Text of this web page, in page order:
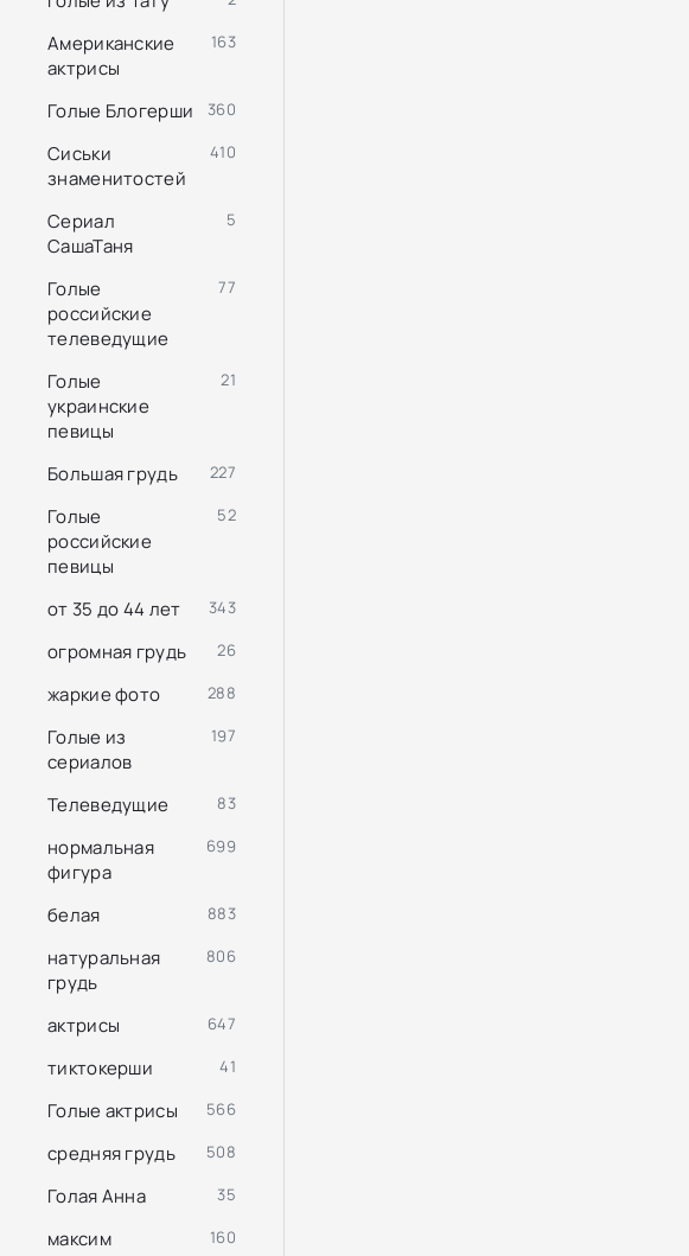
Американские
актрисы
163
Голые Блогерши 360
Сиськи
знаменитостей
410
Сериал
СашаТаня
5
Голые
российские
телеведущие
77
Голые
украинские
певицы
21
Большая грудь 227
Голые
российские
певицы
52
от 35 до 44 лет 343
огромная грудь 26
жаркие фото 288
Голые из
сериалов
197
Телеведущие 83
нормальная
фигура
699
белая 883
натуральная
грудь
806
актрисы 647
тиктокерши 41
Голые актрисы 566
средняя грудь 508
Голая Анна 35
максим 160